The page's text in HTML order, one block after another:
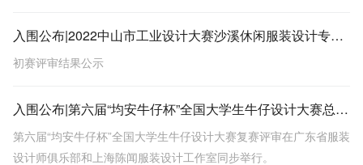
入围公布|2022中山市工业设计大赛沙溪休闲服装设计专项赛初赛评审结果公示
初赛评审结果公示
入围公布|第六届“均安牛仔杯”全国大学生牛仔设计大赛总决赛入围名单！
第六届“均安牛仔杯”全国大学生牛仔设计大赛复赛评审在广东省服装
设计师俱乐部和上海陈闻服装设计工作室同步举行。